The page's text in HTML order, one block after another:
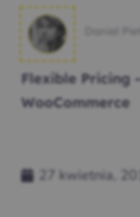
Flexible Pricing
WooCommerce
27 kwietnia,